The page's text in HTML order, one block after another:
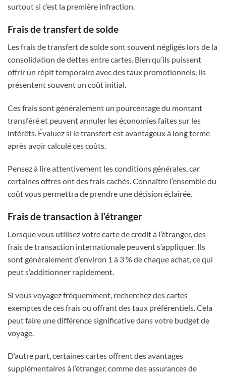
surtout si c’est la première infraction.
Frais de transfert de solde
Les frais de transfert de solde sont souvent négligés lors de la
consolidation de dettes entre cartes. Bien qu’ils puissent
offrir un répit temporaire avec des taux promotionnels, ils
présentent souvent un coût initial.
Ces frais sont généralement un pourcentage du montant
transféré et peuvent annuler les économies faites sur les
intérêts. Évaluez si le transfert est avantageux à long terme
après avoir calculé ces coûts.
Pensez à lire attentivement les conditions générales, car
certaines offres ont des frais cachés. Connaître l’ensemble du
coût vous permettra de prendre une décision éclairée.
Frais de transaction à l’étranger
Lorsque vous utilisez votre carte de crédit à l’étranger, des
frais de transaction internationale peuvent s’appliquer. Ils
sont généralement d’environ 1 à 3 % de chaque achat, ce qui
peut s’additionner rapidement.
Si vous voyagez fréquemment, recherchez des cartes
exemptes de ces frais ou offrant des taux préférentiels. Cela
peut faire une différence significative dans votre budget de
voyage.
D’autre part, certaines cartes offrent des avantages
supplémentaires à l’étranger, comme des assurances de